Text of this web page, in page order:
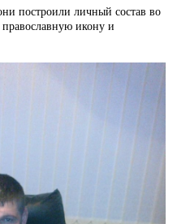
построили личный состав во
икону и